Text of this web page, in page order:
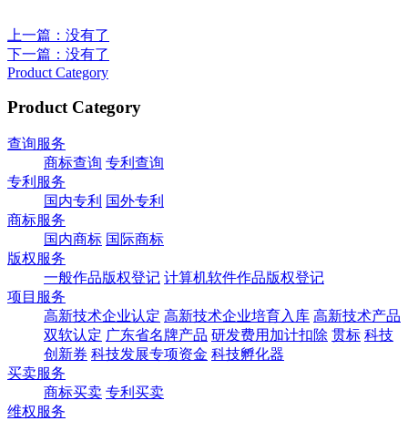
上一篇 ：没有了
下一篇 ：没有了
Product Category
Product Category
查询服务
商标查询 专利查询
专利服务
国内专利 国外专利
商标服务
国内商标 国际商标
版权服务
一般作品版权登记 计算机软件作品版权登记
项目服务
高新技术企业认定 高新技术企业培育入库 高新技术产品
双软认定 广东省名牌产品 研发费用加计扣除 贯标 科技
创新券 科技发展专项资金 科技孵化器
买卖服务
商标买卖 专利买卖
维权服务